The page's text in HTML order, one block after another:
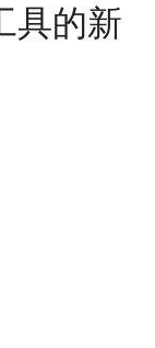
具的新